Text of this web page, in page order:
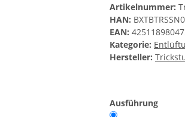
Artikelnummer:
HAN:
EAN:
Kategorie:
Hersteller:
Ausführung